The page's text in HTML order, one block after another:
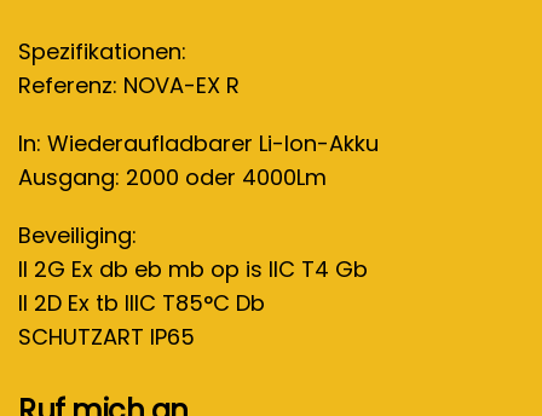
Spezifikationen:
Referenz: NOVA-EX R
In: Wiederaufladbarer Li-Ion-Akku
Ausgang: 2000 oder 4000Lm
Beveiliging:
II 2G Ex db eb mb op is IIC T4 Gb
II 2D Ex tb IIIC T85°C Db
SCHUTZART IP65